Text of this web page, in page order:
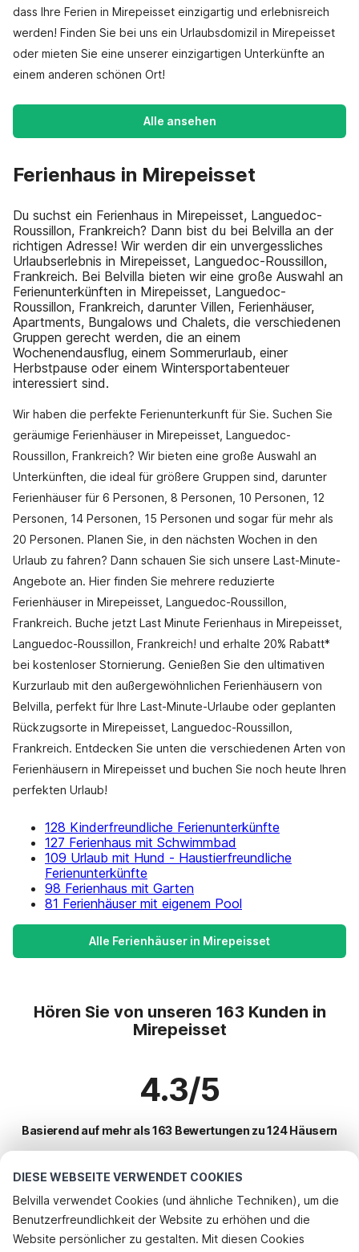
DIESE WEBSEITE VERWENDET COOKIES
Belvilla verwendet Cookies (und ähnliche Techniken), um die
Benutzerfreundlichkeit der Website zu erhöhen und die
Website persönlicher zu gestalten. Mit diesen Cookies
dass Ihre Ferien in Mirepeisset einzigartig und erlebnisreich
werden! Finden Sie bei uns ein Urlaubsdomizil in Mirepeisset
oder mieten Sie eine unserer einzigartigen Unterkünfte an
einem anderen schönen Ort!
Alle ansehen
Ferienhaus in Mirepeisset
Du suchst ein Ferienhaus in Mirepeisset, Languedoc-
Roussillon, Frankreich? Dann bist du bei Belvilla an der
richtigen Adresse! Wir werden dir ein unvergessliches
Urlaubserlebnis in Mirepeisset, Languedoc-Roussillon,
Frankreich. Bei Belvilla bieten wir eine große Auswahl an
Ferienunterkünften in Mirepeisset, Languedoc-
Roussillon, Frankreich, darunter Villen, Ferienhäuser,
Apartments, Bungalows und Chalets, die verschiedenen
Gruppen gerecht werden, die an einem
Wochenendausflug, einem Sommerurlaub, einer
Herbstpause oder einem Wintersportabenteuer
interessiert sind.
Wir haben die perfekte Ferienunterkunft für Sie. Suchen Sie
geräumige Ferienhäuser in Mirepeisset, Languedoc-
Roussillon, Frankreich? Wir bieten eine große Auswahl an
Unterkünften, die ideal für größere Gruppen sind, darunter
Ferienhäuser für 6 Personen, 8 Personen, 10 Personen, 12
Personen, 14 Personen, 15 Personen und sogar für mehr als
20 Personen. Planen Sie, in den nächsten Wochen in den
Urlaub zu fahren? Dann schauen Sie sich unsere Last-Minute-
Angebote an. Hier finden Sie mehrere reduzierte
Ferienhäuser in Mirepeisset, Languedoc-Roussillon,
Frankreich. Buche jetzt Last Minute Ferienhaus in Mirepeisset,
Languedoc-Roussillon, Frankreich! und erhalte 20% Rabatt*
bei kostenloser Stornierung. Genießen Sie den ultimativen
Kurzurlaub mit den außergewöhnlichen Ferienhäusern von
Belvilla, perfekt für Ihre Last-Minute-Urlaube oder geplanten
Rückzugsorte in Mirepeisset, Languedoc-Roussillon,
Frankreich. Entdecken Sie unten die verschiedenen Arten von
Ferienhäusern in Mirepeisset und buchen Sie noch heute Ihren
perfekten Urlaub!
128 Kinderfreundliche Ferienunterkünfte
127 Ferienhaus mit Schwimmbad
109 Urlaub mit Hund - Haustierfreundliche
Ferienunterkünfte
98 Ferienhaus mit Garten
81 Ferienhäuser mit eigenem Pool
Alle Ferienhäuser in Mirepeisset
Hören Sie von unseren 163 Kunden in
Mirepeisset
4.3/5
Basierend auf mehr als 163 Bewertungen zu 124 Häusern
Beliebteste Reiseziele für Urlaub
Top-Städte mit Top-Annehmlichkeiten für den Urlaub